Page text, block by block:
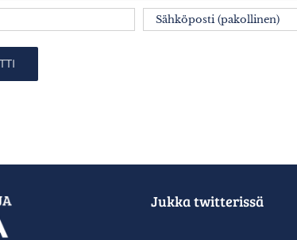
Jukka twitterissä